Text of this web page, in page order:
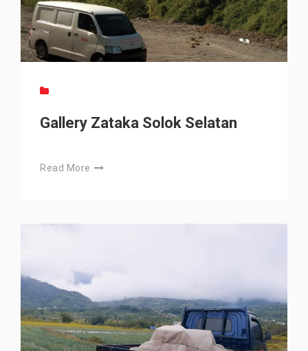
Gallery Zataka Solok Selatan
Read More